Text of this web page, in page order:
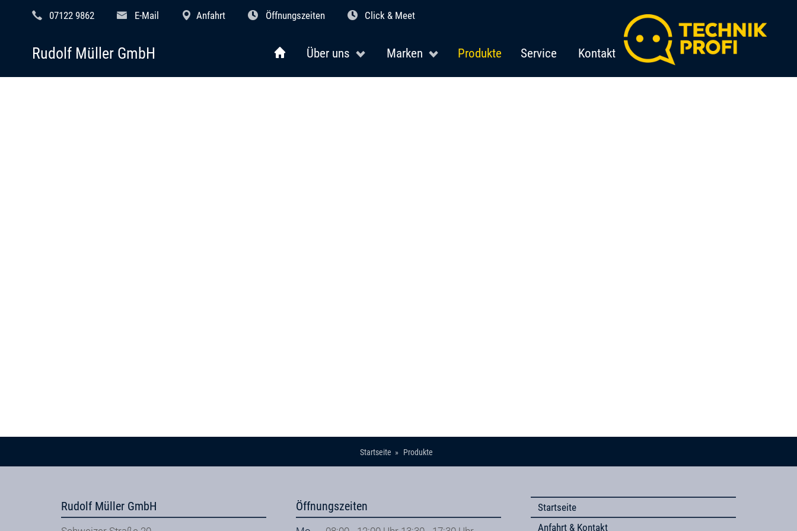
07122 9862 E-Mail Anfahrt Öffnungszeiten Click & Meet
Über uns Marken Produkte Service Kontakt
Rudolf Müller GmbH
Startseite Produkte
Rudolf Müller GmbH Öffnungszeiten
Startseite
Anfahrt & Kontakt